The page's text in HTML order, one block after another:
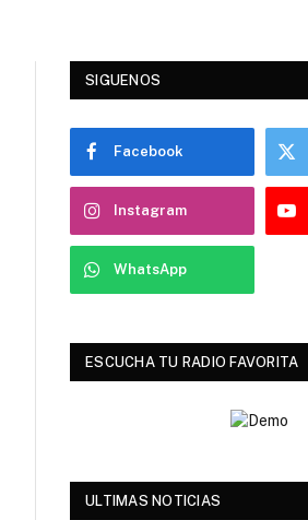
SIGUENOS
Facebook
Instagram
WhatsApp
ESCUCHA TU RADIO FAVORITA
ULTIMAS NOTICIAS